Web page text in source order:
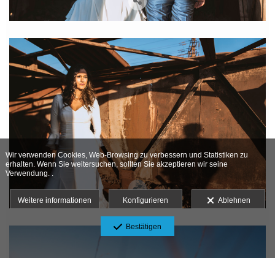
Wir verwenden Cookies, Web-Browsing zu verbessern und Statistiken zu
erhalten. Wenn Sie weitersuchen, sollten Sie akzeptieren wir seine
Verwendung. .
Weitere informationen Konfigurieren Ablehnen
Bestätigen